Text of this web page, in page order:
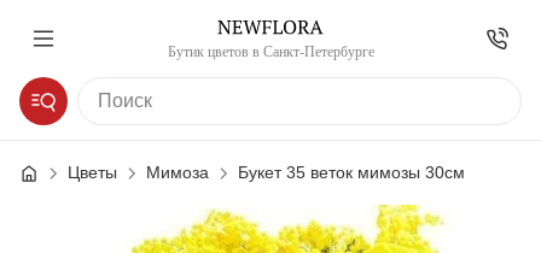
Бутик цветов в Санкт-Петербурге
Цветы Мимоза Букет 35 веток мимозы 30см